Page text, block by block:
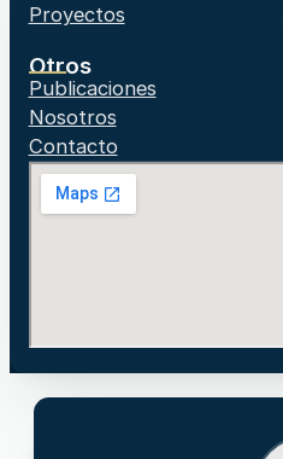
Proyectos
Otros
Publicaciones
Nosotros
Contacto